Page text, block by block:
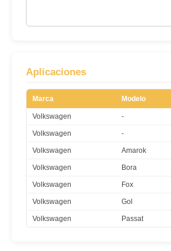
Aplicaciones
Marca Modelo
Volkswagen -
Volkswagen -
Volkswagen Amarok
Volkswagen Bora
Volkswagen Fox
Volkswagen Gol
Volkswagen Passat